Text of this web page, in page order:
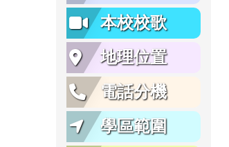
本校校歌
地理位置
電話分機
學區範圍